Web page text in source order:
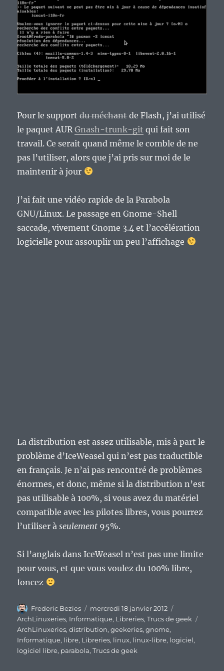
Pour le supportdu méchantde Flash, j’ai utilisé
le paquet AURGnash-trunk-git qui fait son
travail. Ce serait quand même le comble de ne
pas l’utiliser, alors que j’ai pris sur moi de le
maintenir à jour
J’ai fait une vidéo rapide de la Parabola
GNU/Linux. Le passage en Gnome-Shell
saccade, vivement Gnome 3.4 et l’accélération
logicielle pour assouplir un peu l’affichage
La distribution est assez utilisable, mis à part le
problème d’IceWeasel qui n’est pas traductible
en français. Je n’ai pas rencontré de problèmes
énormes, et donc, même si la distribution n’est
pas utilisable à 100%, si vous avez du matériel
compatible avec les pilotes libres, vous pourrez
l’utiliser àseulement 95%.
Si l’anglais dans IceWeasel n’est pas une limite
pour vous, et que vous voulez du 100% libre,
foncez
Auteur
Frederic Bezies
Publié
le
mercredi 18 janvier 2012
ArchLinuxeries, Informatique, Libreries,Trucs de geek
ArchLinuxeries,distribution,geekeries,gnome,
Informatique, libre, Libreries, linux, linux-libre, logiciel,
logiciel libre, parabola,Trucs de geek